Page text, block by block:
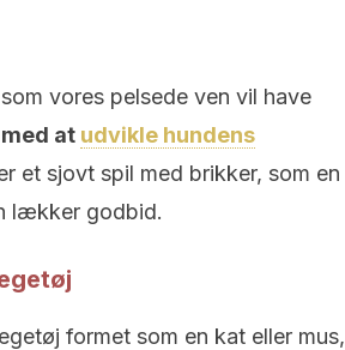
vores pelsede ven vil have
at udvikle hundens
et sjovt spil med brikker, som en
lækker godbid.
formet som en kat eller mus,